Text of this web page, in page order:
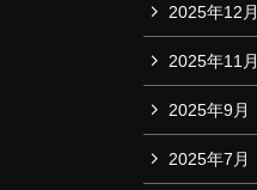
2025年12月
2025年11月
2025年9月
2025年7月